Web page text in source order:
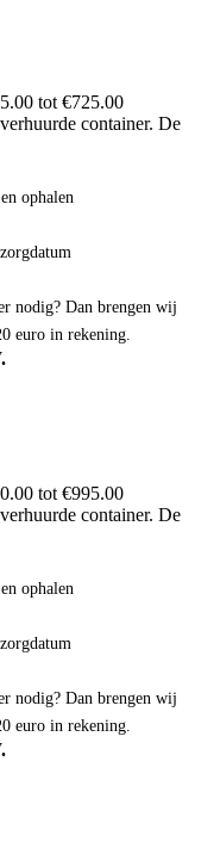
tot €725.00
container. De
ophalen
nodig? Dan brengen wij
euro in rekening.
tot €995.00
container. De
ophalen
nodig? Dan brengen wij
euro in rekening.